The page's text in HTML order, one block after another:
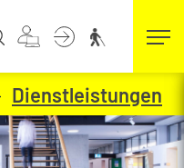
Dienstleistungen